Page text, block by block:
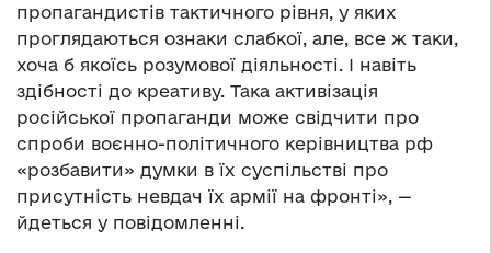
пропагандистів тактичного рівня, у яких
проглядаються ознаки слабкої, але, все ж таки,
хоча б якоїсь розумової діяльності. І навіть
здібності до креативу. Така активізація
російської пропаганди може свідчити про
спроби воєнно-політичного керівництва рф
«розбавити» думки в їх суспільстві про
присутність невдач їх армії на фронті», —
йдеться у повідомленні.